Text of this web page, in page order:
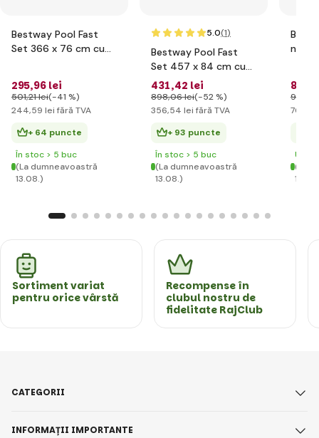
Bestway Pool Fast
Set 366 x 76 cm cu
295,96 lei
501,21 lei(-41 %)
244,59 lei fără TVA
+ 64 puncte
În stoc > 5 buc
(La dumneavoastră
13.08.)
5.0(1)
Bestway Pool Fast
Set 457 x 84 cm cu
filtrare
431,42 lei
898,06 lei(-52 %)
356,54 lei fără TVA
+ 93 puncte
În stoc > 5 buc
(La dumneavoastră
13.08.)
nisip
852
998
704
(La
Sortiment variat
pentru orice vârstă
Recompense în
clubul nostru de
fidelitate RajClub
CATEGORII
INFORMAȚII IMPORTANTE